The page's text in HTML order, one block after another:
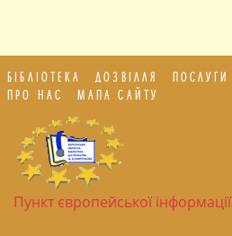
БІБЛІОТЕКА ДОЗВІЛЛЯ ПОСЛУГИ
ПРО НАС
МАПА САЙТУ
Пункт європейської інформації